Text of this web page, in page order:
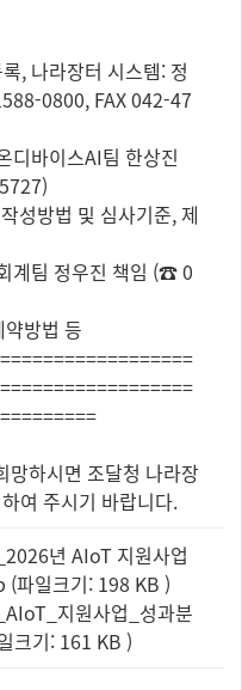
, 나라장터 시스템: 정
0800, FAX 042-47
바이스AI팀 한상진
성방법 및 심사기준, 제
계팀 정우진 책임 (☎ 0
방법 등
망하시면 조달청 나라장
여 주시기 바랍니다.
년 AIoT 지원사업
(파일크기: 198 KB )
지원사업_성과분
크기: 161 KB )